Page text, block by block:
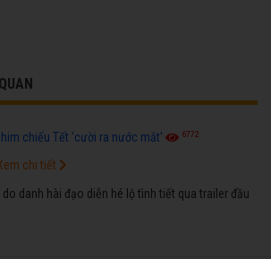
chiếu Tết 'cười ra nước mắt' 6772
danh hài đạo diễn hé lộ tình tiết qua trailer đầu
chi tiết